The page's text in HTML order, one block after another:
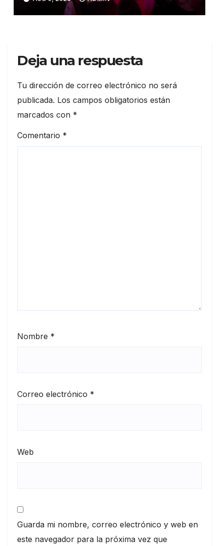
Deja una respuesta
Tu dirección de correo electrónico no será
publicada. Los campos obligatorios están
marcados con *
Comentario *
Nombre *
Correo electrónico *
Web
Guarda mi nombre, correo electrónico y web en
este navegador para la próxima vez que